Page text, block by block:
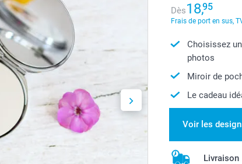
Dès18,95
Frais de port en sus,
Choisissez
photos
Miroir de
Le cadeau
Voir les
Livraison